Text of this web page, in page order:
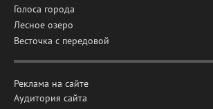
Голоса города
Лесное озеро
Весточка с передовой
Реклама на сайте
Аудитория сайта